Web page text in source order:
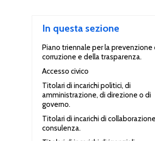
In questa sezione
Piano triennale per la prevenzione
corruzione e della trasparenza.
Accesso civico
Titolari di incarichi politici, di
amministrazione, di direzione o di
governo.
Titolari di incarichi di
consulenza.